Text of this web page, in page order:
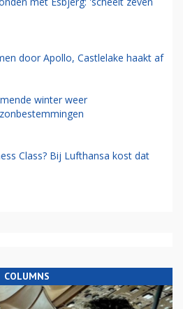
door Apollo, Castlelake haakt af
winter weer
Class? Bij Lufthansa kost dat
COLUMNS